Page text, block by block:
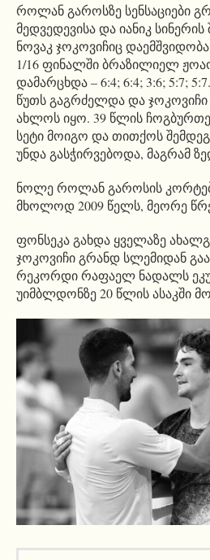
როლან გაროსზე სენსაციები
მედვედევისა და იანიკ
ნოვაკ ჯოკოვიჩიც
1/16 ფინალში ბრაზილიელ
დამარცხდა – 6:4; 6:4; 3:6; 5:7;
წუთს გაგრძელდა და ჯოკოვიჩი
ახლოს იყო. 39 წლის
სეტი მოიგო და თითქოს
უნდა გასჭირვებოდა, მაგრამ
ნოლე როლან გაროსის
მხოლოდ 2009 წელს, მეორე
ფონსეკა გახდა ყველაზე
ჯოკოვიჩი გრანდ სლემიდან
რეკორდი რაფაელ ნადალს
უიმბლდონზე 20 წლის ასაკში